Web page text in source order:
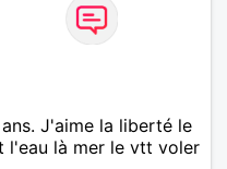
J'aime la liberté le
l'eau là mer le vtt voler